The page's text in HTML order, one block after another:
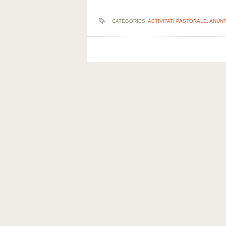
CATEGORIES: ACTIVITATI PASTORALE